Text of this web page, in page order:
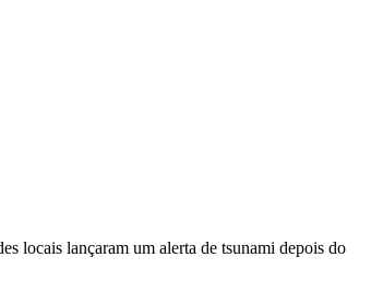
locais lançaram um alerta de tsunami depois do